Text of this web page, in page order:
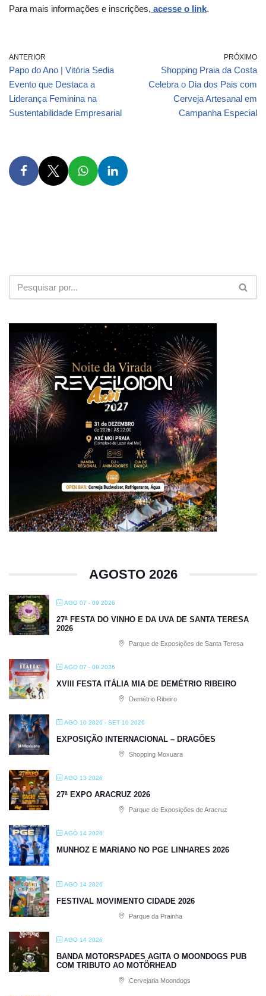
Para mais informações e inscrições, acesse o link.
ANTERIOR
Papo do Ano | Vitória Sedia
Evento que Destaca a
Liderança Feminina na
Sustentabilidade Empresarial
PRÓXIMO
Shopping Praia da Costa
Celebra o Dia dos Pais com
Cerveja Artesanal em
Campanha Especial
AGOSTO 2026
AGO 07 - 09 2026
27ª FESTA DO VINHO E DA UVA DE SANTA TERESA
2026
Parque de Exposições de Santa Teresa
AGO 07 - 09 2026
XVIII FESTA ITÁLIA MIA DE DEMÉTRIO RIBEIRO
Demétrio Ribeiro
AGO 10 2026 - SET 10 2026
EXPOSIÇÃO INTERNACIONAL – DRAGÕES
Shopping Moxuara
AGO 13 2026
27ª EXPO ARACRUZ 2026
Parque de Exposições de Aracruz
AGO 14 2026
MUNHOZ E MARIANO NO PGE LINHARES 2026
AGO 14 2026
FESTIVAL MOVIMENTO CIDADE 2026
Parque da Prainha
AGO 14 2026
BANDA MOTORSPADES AGITA O MOONDOGS PUB
COM TRIBUTO AO MOTÖRHEAD
Cervejaria Moondogs